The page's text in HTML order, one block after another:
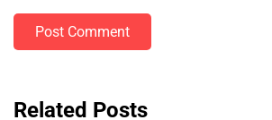
Post Comment
Related Posts